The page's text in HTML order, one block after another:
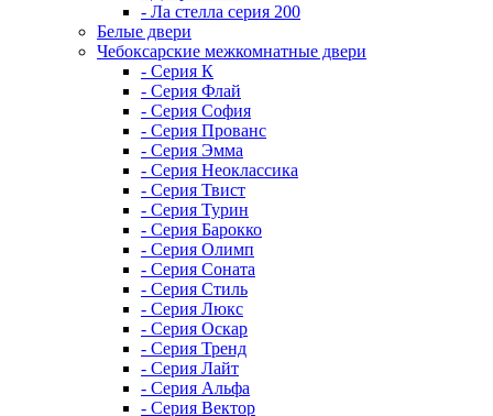
- Ла стелла серия 200
Белые двери
Чебоксарские межкомнатные двери
- Серия К
- Серия Флай
- Серия София
- Серия Прованс
- Серия Эмма
- Серия Неоклассика
- Серия Твист
- Серия Турин
- Серия Барокко
- Серия Олимп
- Серия Соната
- Серия Стиль
- Серия Люкс
- Серия Оскар
- Серия Тренд
- Серия Лайт
- Серия Альфа
- Серия Вектор